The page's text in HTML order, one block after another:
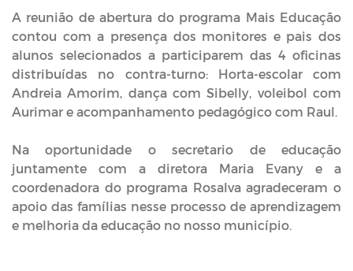
A reunião de abertura do programa Mais Educação
contou com a presença dos monitores e pais dos
alunos selecionados a participarem das 4 oficinas
distribuídas no contra-turno: Horta-escolar com
Andreia Amorim, dança com Sibelly, voleibol com
Aurimar e acompanhamento pedagógico com Raul.
Na oportunidade o secretario de educação
juntamente com a diretora Maria Evany e a
coordenadora do programa Rosalva agradeceram o
apoio das famílias nesse processo de aprendizagem
e melhoria da educação no nosso município.